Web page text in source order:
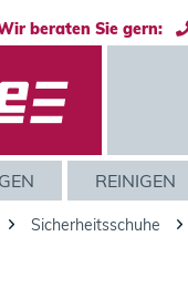
Wir beraten Sie gern:
REINIGEN
Sicherheitsschuhe